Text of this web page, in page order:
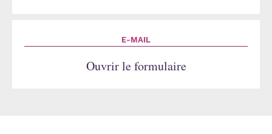
E-MAIL
Ouvrir le formulaire